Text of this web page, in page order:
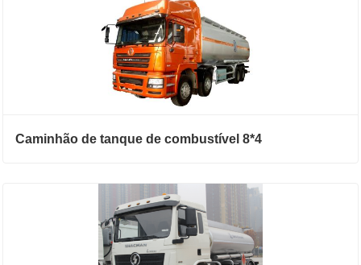
Caminhão de tanque de combustível 8*4